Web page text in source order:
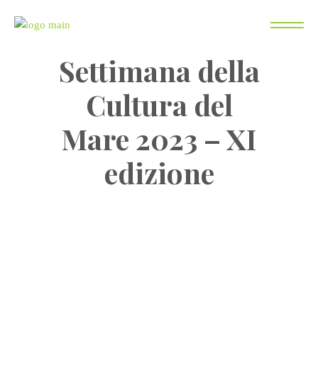
Home
Settimana della
Cultura del
Mare 2023 – XI
edizione